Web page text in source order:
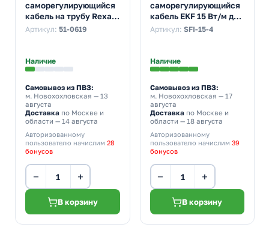
саморегулирующийся
кабель на трубу Rexant
15MSR-PB 8M
Артикул: 51-0619
Наличие
Самовывоз из ПВЗ:
м. Новохохловская — 13
августа
Доставка по Москве и
области — 14 августа
Авторизованному
пользователю начислим 28
бонусов
− +
В корзину
саморегулирующийся
кабель EKF 15 Вт/м для
обогрева
Артикул: SFI-15-4
Наличие
Самовывоз из ПВЗ:
м. Новохохловская — 17
августа
Доставкапо Москве и
области — 18 августа
Авторизованному
пользователю начислим 39
бонусов
− +
В корзину